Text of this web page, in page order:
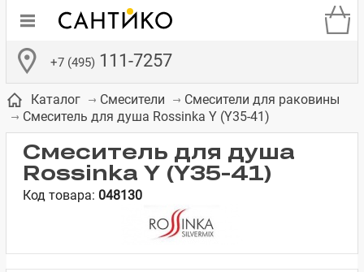
+7 (495) 111-7257
Бачки для
Сиденья для
унитазов
Смесители для
Зеркало-шкаф
Полки в ванную
комнату
Каталог Смесители
Смесители для раковины
Смеситель для душа Rossinka Y (Y35-41)
Смеситель для душа
Rossinka Y (Y35-41)
Код товара: 048130